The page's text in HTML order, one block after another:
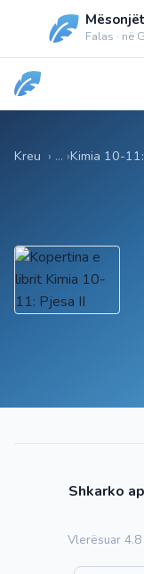
Falas · në
Kreu Kimia 10-
Shkarko
Vlerësuar